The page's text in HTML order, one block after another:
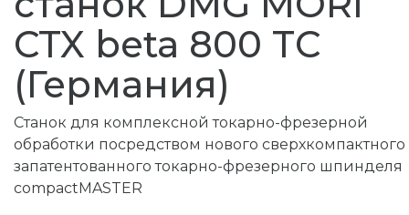
CTX beta 800 TC
(Германия)
Станок для комплексной токарно-фрезерной
обработки посредством нового
запатентованного токарно-фрезерного шпинделя
compactMASTER